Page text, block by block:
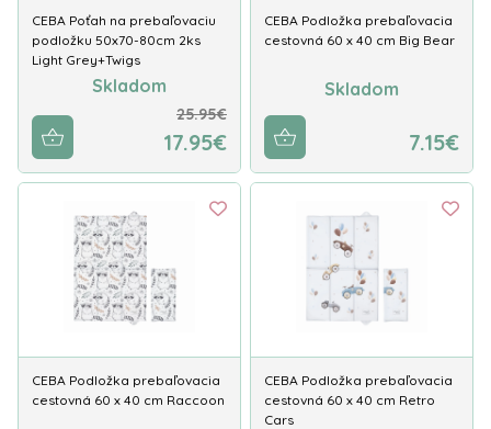
CEBA Poťah na prebaľovaciu
podložku 50x70-80cm 2ks
Light Grey+Twigs
Skladom
25.95€
17.95€
CEBA Podložka prebaľovacia
cestovná 60 x 40 cm Big Bear
Skladom
7.15€
CEBA Podložka prebaľovacia
cestovná 60 x 40 cm Raccoon
CEBA Podložka prebaľovacia
cestovná 60 x 40 cm Retro
Cars